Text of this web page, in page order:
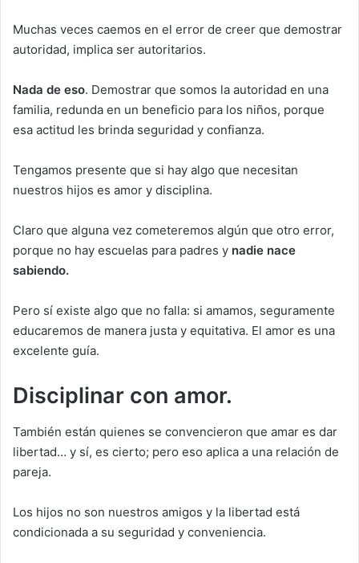
Muchas veces caemos en el error de creer que demostrar
autoridad, implica ser autoritarios.
Nada de eso. Demostrar que somos la autoridad en una
familia, redunda en un beneficio para los niños, porque
esa actitud les brinda seguridad y confianza.
Tengamos presente que si hay algo que necesitan
nuestros hijos es amor y disciplina.
Claro que alguna vez cometeremos algún que otro error,
porque no hay escuelas para padres y nadie nace
sabiendo.
Pero sí existe algo que no falla: si amamos, seguramente
educaremos de manera justa y equitativa. El amor es una
excelente guía.
Disciplinar con amor.
También están quienes se convencieron que amar es dar
libertad… y sí, es cierto; pero eso aplica a una relación de
pareja.
Los hijos no son nuestros amigos y la libertad está
condicionada a su seguridad y conveniencia.